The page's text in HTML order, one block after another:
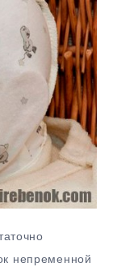
непременной